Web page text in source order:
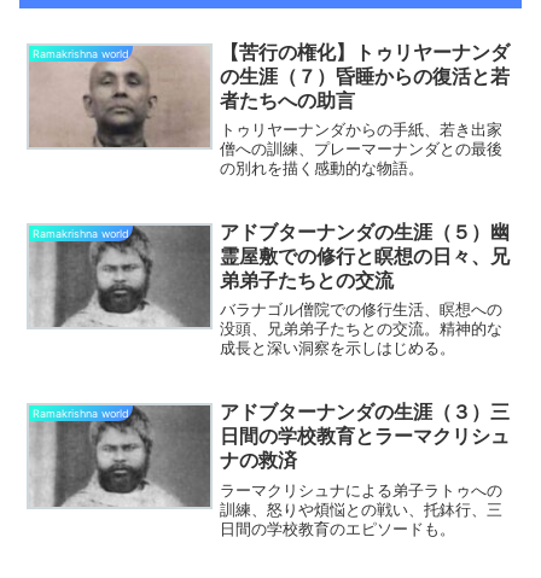
Ramakrishna world
【苦行の権化】トゥリヤーナンダ
の生涯（７）昏睡からの復活と若
者たちへの助言
トゥリヤーナンダからの手紙、若き出家
僧への訓練、プレーマーナンダとの最後
の別れを描く感動的な物語。
Ramakrishna world
アドブターナンダの生涯（５）幽
霊屋敷での修行と瞑想の日々、兄
弟弟子たちとの交流
バラナゴル僧院での修行生活、瞑想への
没頭、兄弟弟子たちとの交流。精神的な
成長と深い洞察を示しはじめる。
Ramakrishna world
アドブターナンダの生涯（３）三
日間の学校教育とラーマクリシュ
ナの救済
ラーマクリシュナによる弟子ラトゥへの
訓練、怒りや煩悩との戦い、托鉢行、三
日間の学校教育のエピソードも。